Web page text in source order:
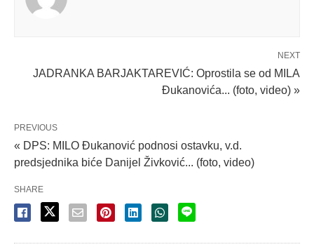
NEXT
JADRANKA BARJAKTAREVIĆ: Oprostila se od MILA
Đukanovića... (foto, video) »
PREVIOUS
« DPS: MILO Đukanović podnosi ostavku, v.d.
predsjednika biće Danijel Živković... (foto, video)
SHARE